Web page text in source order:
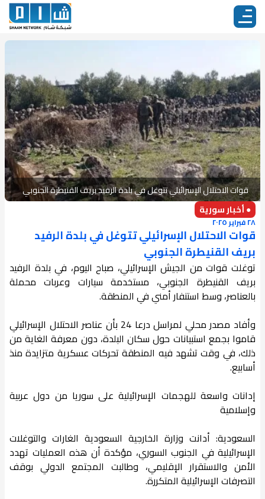
قوات الاحتلال الإسرائيلي تتوغل في بلدة الرفيد بريف القنيطرة الجنوبي
● أخبار سورية
٢٨ فبراير ٢٠٢٥
قوات الاحتلال الإسرائيلي تتوغل في بلدة الرفيد
بريف القنيطرة الجنوبي
توغلت قوات من الجيش الإسرائيلي، صباح اليوم، في بلدة الرفيد
بريف القنيطرة الجنوبي، مستخدمة سيارات وعربات محملة
بالعناصر، وسط استنفار أمني في المنطقة.
وأفاد مصدر محلي لمراسل درعا 24 بأن عناصر الاحتلال الإسرائيلي
قاموا بجمع استبيانات حول سكان البلدة، دون معرفة الغاية من
ذلك، في وقت تشهد فيه المنطقة تحركات عسكرية متزايدة منذ
أسابيع.
إدانات واسعة للهجمات الإسرائيلية على سوريا من دول عربية
وإسلامية
السعودية: أدانت وزارة الخارجية السعودية الغارات والتوغلات
الإسرائيلية في الجنوب السوري، مؤكدة أن هذه العمليات تهدد
الأمن والاستقرار الإقليمي، وطالبت المجتمع الدولي بوقف
التصرفات الإسرائيلية المتكررة.